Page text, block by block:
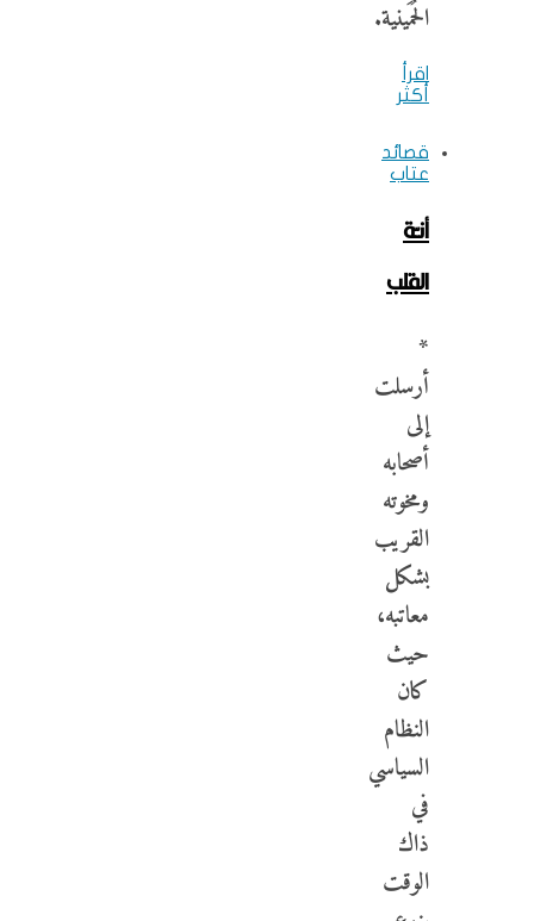
الحُمَينية.
اقرأ
أكثر
قصائد
عتاب
أنـّة
القلب
*
أرسلت
إلى
أصحابه
ومخوته
القريب
بشكل
معاتبه،
حيث
كان
النظام
السياسي
في
ذاك
الوقت